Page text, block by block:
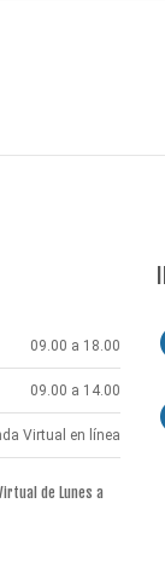
09.00 a 18.00
09.00 a 14.00
Virtual en línea
de Lunes a